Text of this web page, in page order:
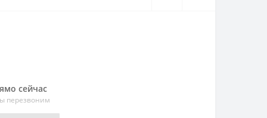
сейчас
перезвоним